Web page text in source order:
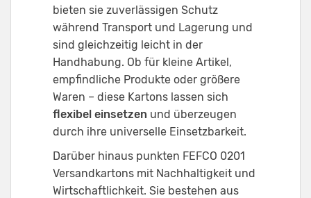
bieten sie zuverlässigen Schutz
während Transport und Lagerung und
sind gleichzeitig leicht in der
Handhabung. Ob für kleine Artikel,
empfindliche Produkte oder größere
Waren – diese Kartons lassen sich
flexibel einsetzen und überzeugen
durch ihre universelle Einsetzbarkeit.
Darüber hinaus punkten FEFCO 0201
Versandkartons mit Nachhaltigkeit und
Wirtschaftlichkeit. Sie bestehen aus